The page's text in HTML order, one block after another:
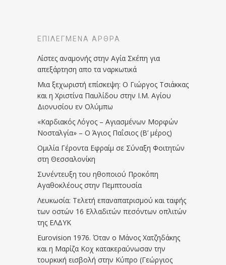
ΕΠΙΛΕΓΜΈΝΑ ΆΡΘΡΑ
Λίστες αναμονής στην Αγία Σκέπη για
απεξάρτηση απο τα ναρκωτικά
Μια ξεχωριστή επίσκεψη: Ο Γιώργος Τσιάκκας
και η Χριστίνα Παυλίδου στην Ι.Μ. Αγίου
Διονυσίου εν Ολύμπω
«Καρδιακός Λόγος – Αγιασμένων Μορφών
Νοσταλγία» – Ο Άγιος Παΐσιος (Β’ μέρος)
Ομιλία Γέροντα Εφραίμ σε Σύναξη Φοιτητών
στη Θεσσαλονίκη
Συνέντευξη του ηθοποιού Προκόπη
Αγαθοκλέους στην Πεμπτουσία
Λευκωσία: Τελετή επαναπατρισμού και ταφής
των οστών 16 Ελλαδιτών πεσόντων οπλιτών
της ΕΛΔΥΚ
Eurovision 1976. Όταν ο Μάνος Χατζηδάκης
και η Μαρίζα Κοχ κατακεραύνωσαν την
τουρκική εισβολή στην Κύπρο (Γεώργιος